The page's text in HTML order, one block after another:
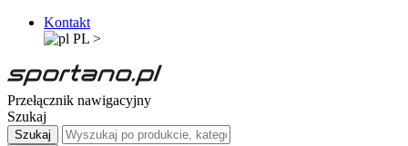
Kontakt
PL >
Przełącznik nawigacyjny
Szukaj
Szukaj